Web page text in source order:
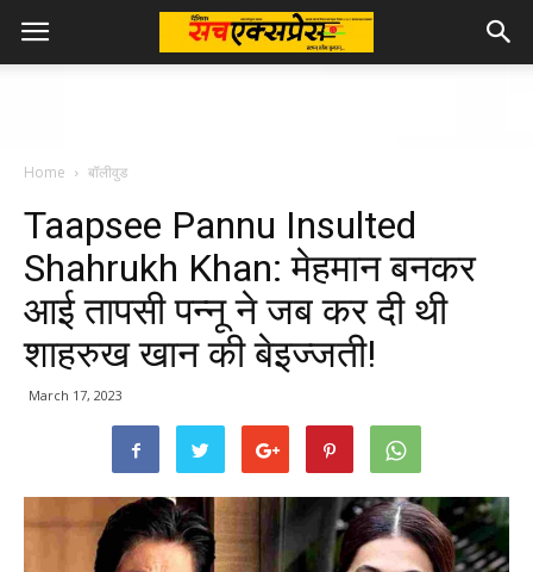
Home बॉलीवुड
Taapsee Pannu Insulted
Shahrukh Khan: मेहमान बनकर
आई तापसी पन्नू ने जब कर दी थी
शाहरुख खान की बेइज्जती!
March 17, 2023